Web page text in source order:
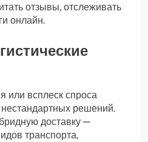
отзывы, отслеживать
онлайн.
или всплеск спроса
нестандартных решений.
доставку —
транспорта,